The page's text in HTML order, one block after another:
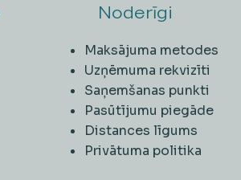
Noderīgi
Maksājuma metodes
Uzņēmuma rekvizīti
Saņemšanas punkti
Pasūtījumu piegāde
Distances līgums
Privātuma politika